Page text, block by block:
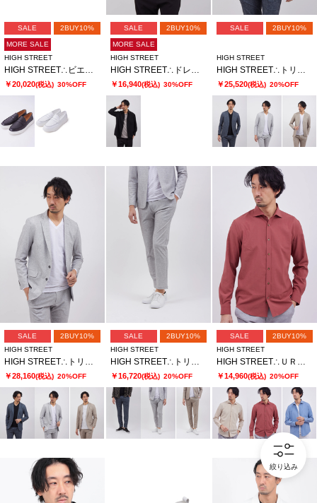
SALE 2BUY10%
MORE SALE
HIGH STREET
￥20,020(税込) 30%OFF
SALE 2BUY10%
MORE SALE
HIGH STREET
￥16,940(税込) 30%OFF
SALE 2BUY10%
HIGH STREET
￥25,520(税込) 20%OFF
SALE
2BUY10%
HIGH STREET
HIGH STREET∴トリコットメッシュポップサックＰＴＪＫ
￥28,160(税込) 20%OFF
SALE
2BUY10%
HIGH STREET
HIGH STREET∴トリコットメッシュポップサックＰＴイージーＰＴ
￥16,720(税込) 20%OFF
SALE
2BUY10%
HIGH STREET
HIGH STREET∴ＵＲＢＡＮ ＢＲＥＥＺＥカッタウェイシャツ
￥14,960(税込) 20%OFF
絞り込み